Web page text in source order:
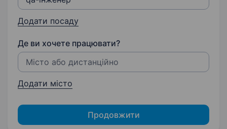
Додати посаду
Де ви хочете працювати?
Додати місто
Продовжити